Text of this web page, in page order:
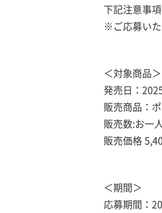
下記注意事
※ご応募い
＜対象商品＞
発売日：
販売商品：
販売数:お一
販売価格
＜期間＞
応募期間：